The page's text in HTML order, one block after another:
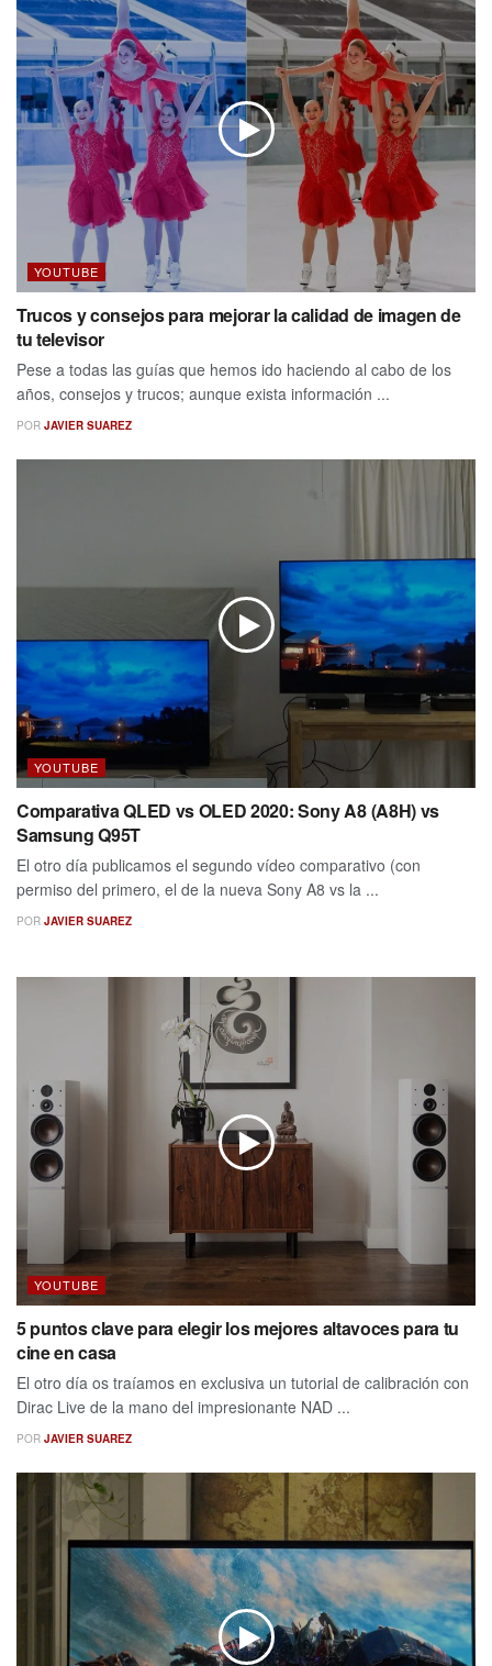
YOUTUBE
Trucos y consejos para mejorar la calidad de imagen de
tu televisor
Pese a todas las guías que hemos ido haciendo al cabo de los
años, consejos y trucos; aunque exista información ...
POR JAVIER SUAREZ
YOUTUBE
Comparativa QLED vs OLED 2020: Sony A8 (A8H) vs
Samsung Q95T
El otro día publicamos el segundo vídeo comparativo (con
permiso del primero, el de la nueva Sony A8 vs la ...
POR JAVIER SUAREZ
YOUTUBE
5 puntos clave para elegir los mejores altavoces para tu
cine en casa
El otro día os traíamos en exclusiva un tutorial de calibración con
Dirac Live de la mano del impresionante NAD ...
POR JAVIER SUAREZ